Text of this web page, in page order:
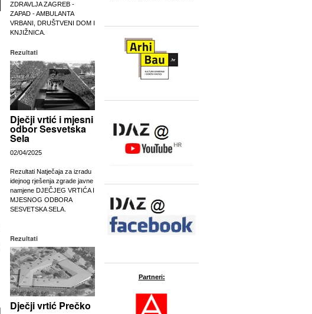
ZDRAVLJA ZAGREB -
ZAPAD - AMBULANTA
VRBANI, DRUŠTVENI DOM I
KNJIŽNICA.
Rezultati
Dječji vrtić i mjesni
odbor Sesvetska
Sela
02/04/2025
Rezultati Natječaja za izradu
idejnog rješenja zgrade javne
namjene DJEČJEG VRTIĆA I
MJESNOG ODBORA
SESVETSKA SELA.
Rezultati
Dječji vrtić Prečko
Partneri: